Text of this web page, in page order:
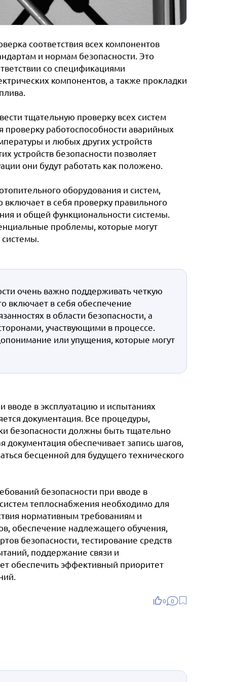
соответствия всех компонентов
и нормам безопасности. Это
со спецификациями
компонентов, а также прокладки
тщательную проверку всех систем
проверку работоспособности аварийных
и любых других устройств
устройств безопасности позволяет
они будут работать как положено.
оборудования и систем,
в себя проверку правильного
и общей функциональности системы.
проблемы, которые могут
очень важно поддерживать четкую
включает в себя обеспечение
в области безопасности, а
участвующими в процессе.
или упущения, которые могут
в эксплуатацию и испытаниях
документация. Все процедуры,
безопасности должны быть тщательно
обеспечивает запись шагов,
бесценной для будущего технического
безопасности при вводе в
теплоснабжения необходимо для
нормативным требованиям и
обеспечение надлежащего обучения,
безопасности, тестирование средств
поддержание связи и
обеспечить эффективный приоритет
0 0